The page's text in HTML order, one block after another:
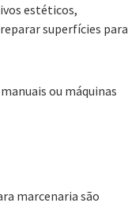
estéticos,
superfícies para
ou máquinas
marcenaria são